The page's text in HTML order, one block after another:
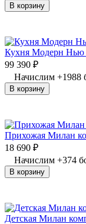
В корзину
Кухня Модерн Нью
99 390 ₽
Начислим +1988
В корзину
Прихожая Милан
18 690 ₽
Начислим +374
В корзину
Детская Милан